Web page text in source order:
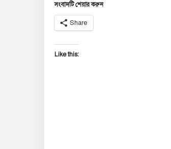
সংবাদটি শেয়ার করুন
Share
Like this: